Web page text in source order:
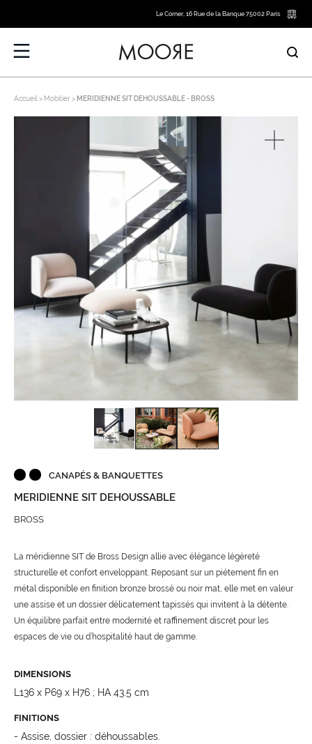
Le Corner, 16 Rue de la Banque 75002 Paris
Accueil Mobilier MERIDIENNE SIT DEHOUSSABLE - BROSS
CANAPÉS & BANQUETTES
MERIDIENNE SIT DEHOUSSABLE
BROSS
La méridienne SIT de Bross Design allie avec élégance légèreté
structurelle et confort enveloppant. Reposant sur un piétement fin en
métal disponible en finition bronze brossé ou noir mat, elle met en valeur
une assise et un dossier délicatement tapissés qui invitent à la détente.
Un équilibre parfait entre modernité et raffinement discret pour les
espaces de vie ou d’hospitalité haut de gamme.
DIMENSIONS
L136 x P69 x H76 ; HA 43.5 cm
FINITIONS
- Assise, dossier : déhoussables.